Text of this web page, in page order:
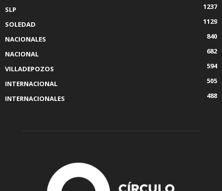
SLP
1237
SOLEDAD
1129
NACIONALES
840
NACIONAL
682
VILLADEPOZOS
594
INTERNACIONAL
505
INTERNACIONALES
488